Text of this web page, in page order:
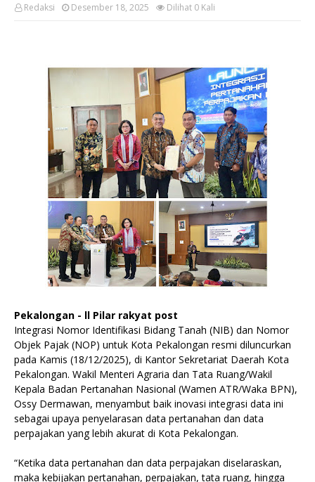
Redaksi Dilihat 0 Kali
Desember 18, 2025
Pekalongan - ll Pilar rakyat post
Integrasi Nomor Identifikasi Bidang Tanah (NIB) dan Nomor
Objek Pajak (NOP) untuk Kota Pekalongan resmi diluncurkan
pada Kamis (18/12/2025), di Kantor Sekretariat Daerah Kota
Pekalongan. Wakil Menteri Agraria dan Tata Ruang/Wakil
Kepala Badan Pertanahan Nasional (Wamen ATR/Waka BPN),
Ossy Dermawan, menyambut baik inovasi integrasi data ini
sebagai upaya penyelarasan data pertanahan dan data
perpajakan yang lebih akurat di Kota Pekalongan.
“Ketika data pertanahan dan data perpajakan diselaraskan,
maka kebijakan pertanahan, perpajakan, tata ruang, hingga